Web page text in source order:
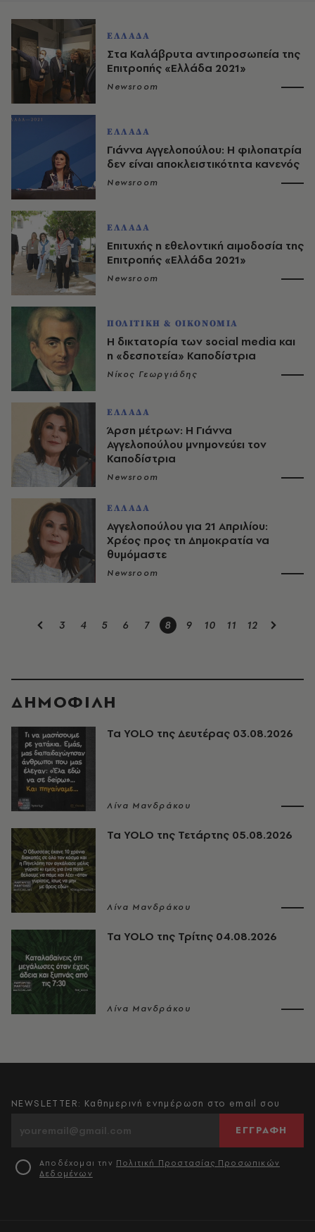
ΕΛΛΑΔΑ
Στα Καλάβρυτα αντιπροσωπεία της
Επιτροπής «Ελλάδα 2021»
Newsroom
ΕΛΛΑΔΑ
Γιάννα Αγγελοπούλου: Η φιλοπατρία
δεν είναι αποκλειστικότητα κανενός
Newsroom
ΕΛΛΑΔΑ
Επιτυχής η εθελοντική αιμοδοσία της
Επιτροπής «Ελλάδα 2021»
Newsroom
ΠΟΛΙΤΙΚΗ & ΟΙΚΟΝΟΜΙΑ
Η δικτατορία των social media και
η «δεσποτεία» Καποδίστρια
Νίκος Γεωργιάδης
ΕΛΛΑΔΑ
Άρση μέτρων: Η Γιάννα
Αγγελοπούλου μνημονεύει τον
Καποδίστρια
Newsroom
ΕΛΛΑΔΑ
Αγγελοπούλου για 21 Απριλίου:
Χρέος προς τη Δημοκρατία να
θυμόμαστε
Newsroom
3 4 5 6 7 8 9 10 11 12
ΔΗΜΟΦΙΛΗ
Τα YOLO της Δευτέρας 03.08.2026
Λίνα Μανδράκου
Τα YOLO της Τετάρτης 05.08.2026
Λίνα Μανδράκου
Τα YOLO της Τρίτης 04.08.2026
Λίνα Μανδράκου
NEWSLETTER: Καθημερινή ενημέρωση στο email σου
ΕΓΓΡΑΦΗ
Αποδέχομαι την Πολιτική Προστασίας Προσωπικών
Δεδομένων